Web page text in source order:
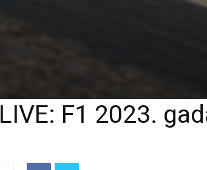
LIVE: F1 2023.